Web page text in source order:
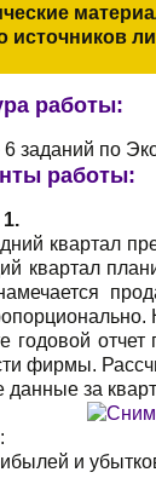
источников
работы:
заданий по
работы:
квартал
квартал
годовой
фирмы.
данные за
и